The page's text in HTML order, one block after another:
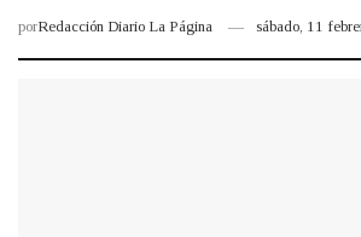
porRedacción Diario La Página sábado, 11